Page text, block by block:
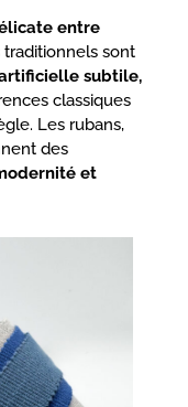
entre
traditionnels sont
subtile,
classiques
Les rubans,
des
et